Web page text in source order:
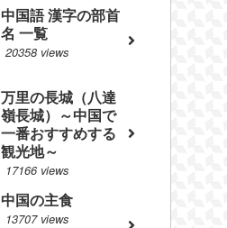
中国語 漢字の部首
名 一覧
20358 views
万里の長城（八達
嶺長城）～中国で
一番おすすめする
観光地～
17166 views
中国の主食
13707 views